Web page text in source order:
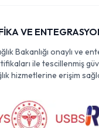
VE
Bakanlığı onaylı ve
ile tescillenmiş
hizmetlerine erişim